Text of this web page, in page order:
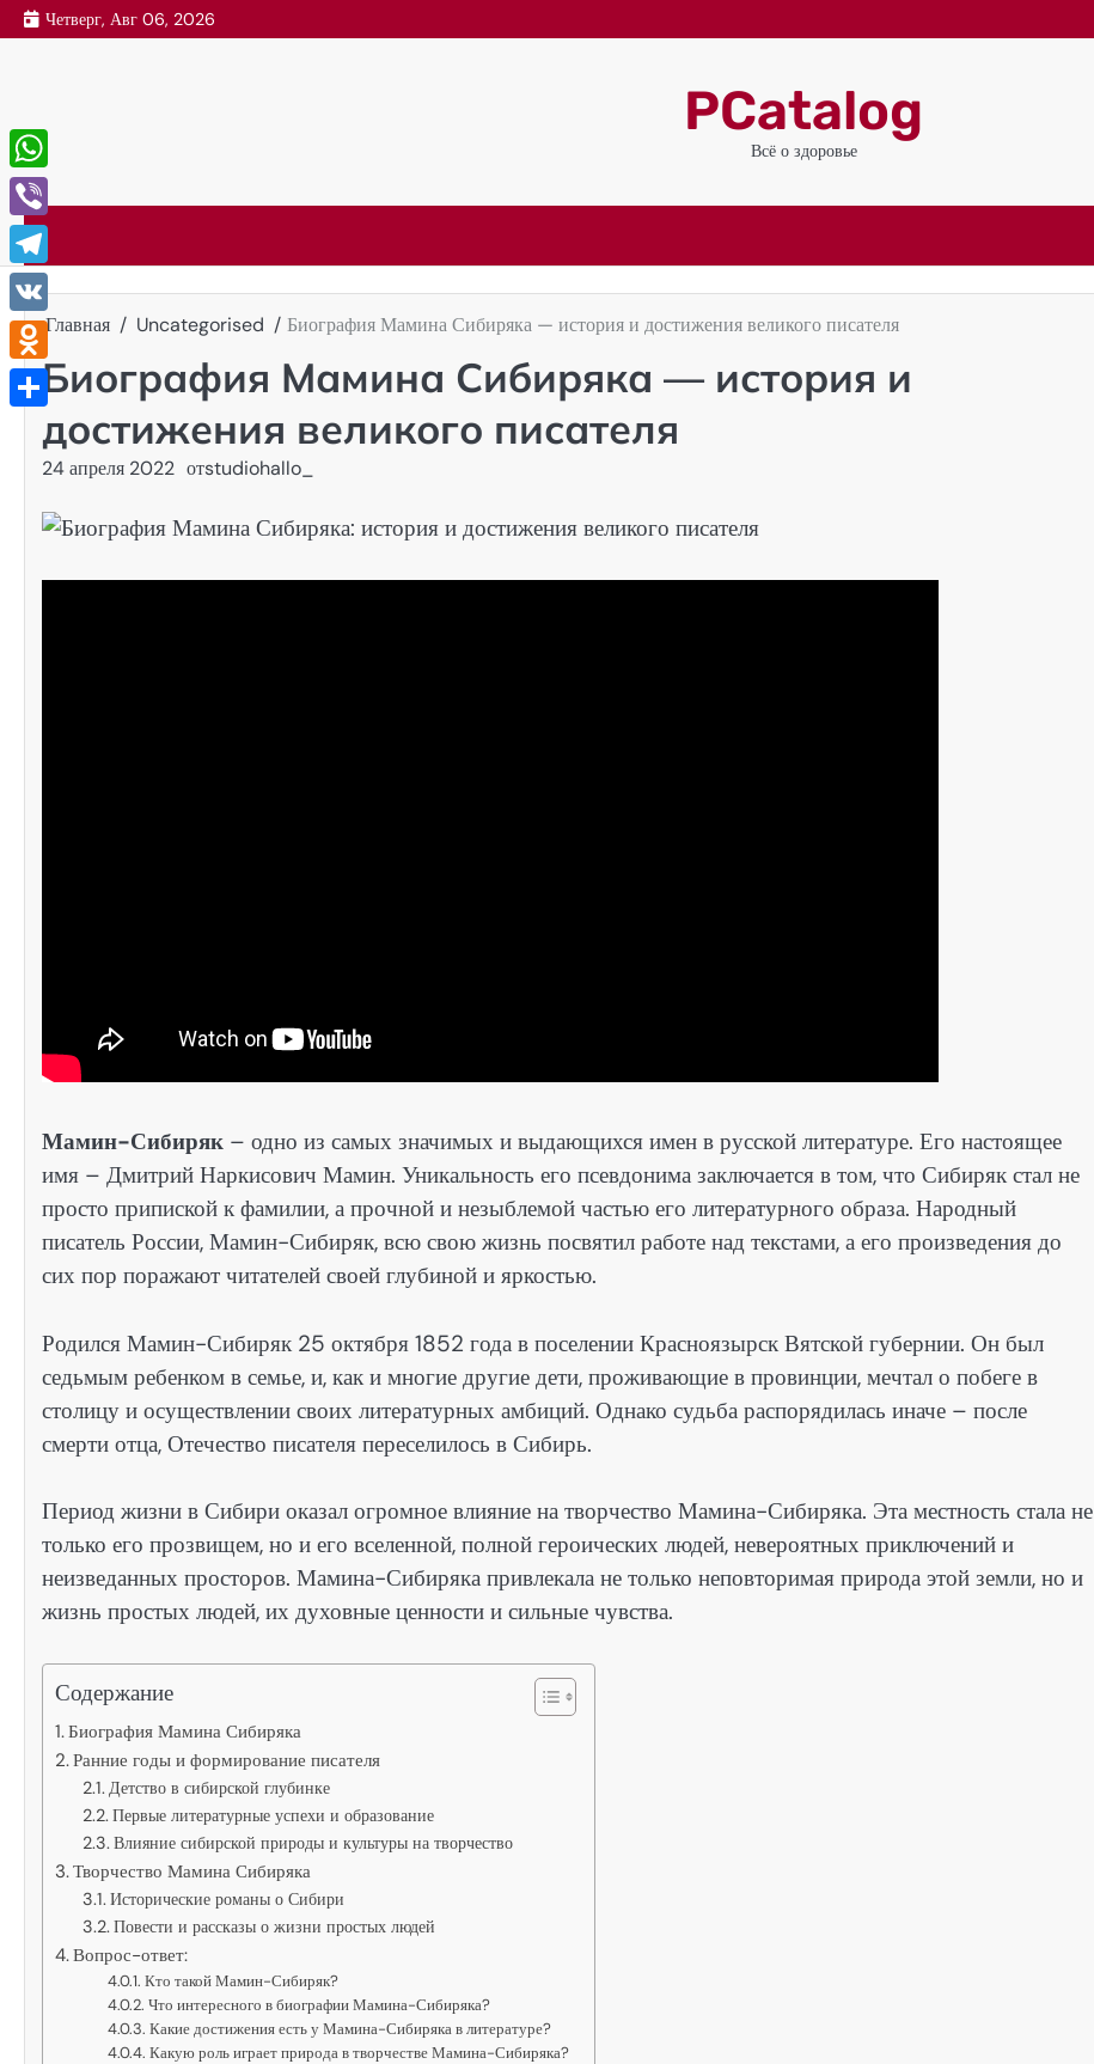
Перейти
к
Четверг, Авг 06, 2026
PCatalog
Всё о здоровье
Главная Uncategorised Биография Мамина Сибиряка — история и достижения великого писателя
Биография Мамина Сибиряка — история и
достижения великого писателя
24 апреля 2022 отstudiohallo_
Мамин-Сибиряк – одно из самых значимых и выдающихся имен в русской литературе. Его настоящее
имя – Дмитрий Наркисович Мамин. Уникальность его псевдонима заключается в том, что Сибиряк стал не
просто припиской к фамилии, а прочной и незыблемой частью его литературного образа. Народный
писатель России, Мамин-Сибиряк, всю свою жизнь посвятил работе над текстами, а его произведения до
сих пор поражают читателей своей глубиной и яркостью.
Родился Мамин-Сибиряк 25 октября 1852 года в поселении Красноязырск Вятской губернии. Он был
седьмым ребенком в семье, и, как и многие другие дети, проживающие в провинции, мечтал о побеге в
столицу и осуществлении своих литературных амбиций. Однако судьба распорядилась иначе – после
смерти отца, Отечество писателя переселилось в Сибирь.
Период жизни в Сибири оказал огромное влияние на творчество Мамина-Сибиряка. Эта местность стала не
только его прозвищем, но и его вселенной, полной героических людей, невероятных приключений и
неизведанных просторов. Мамина-Сибиряка привлекала не только неповторимая природа этой земли, но и
жизнь простых людей, их духовные ценности и сильные чувства.
Содержание
Биография Мамина Сибиряка
Ранние годы и формирование писателя
Детство в сибирской глубинке
Первые литературные успехи и образование
Влияние сибирской природы и культуры на творчество
Творчество Мамина Сибиряка
Исторические романы о Сибири
Повести и рассказы о жизни простых людей
Вопрос-ответ:
Кто такой Мамин-Сибиряк?
Что интересного в биографии Мамина-Сибиряка?
Какие достижения есть у Мамина-Сибиряка в литературе?
Какую роль играет природа в творчестве Мамина-Сибиряка?
WhatsApp
Viber
Telegram
VK
Odnoklassniki
Отправить